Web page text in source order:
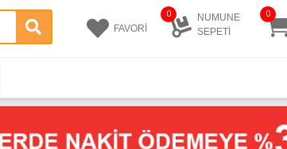
FAVORİ
0
NUMUNE
SEPETİ
0